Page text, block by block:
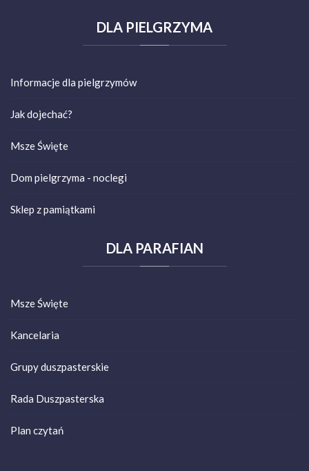
DLA PIELGRZYMA
Informacje dla pielgrzymów
Jak dojechać?
Msze Święte
Dom pielgrzyma - noclegi
Sklep z pamiątkami
DLAPARAFIAN
Msze Święte
Kancelaria
Grupy duszpasterskie
Rada Duszpasterska
Plan czytań